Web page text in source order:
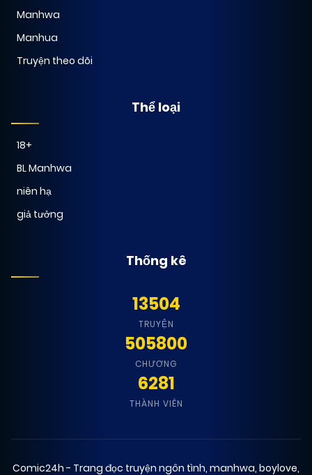
Manhwa
Manhua
Truyện theo dõi
Thể loại
18+
BL Manhwa
niên hạ
giả tưởng
Thống kê
13504
TRUYỆN
505800
CHƯƠNG
6281
THÀNH VIÊN
Comic24h - Trang đọc truyện ngôn tình, manhwa, boylove,